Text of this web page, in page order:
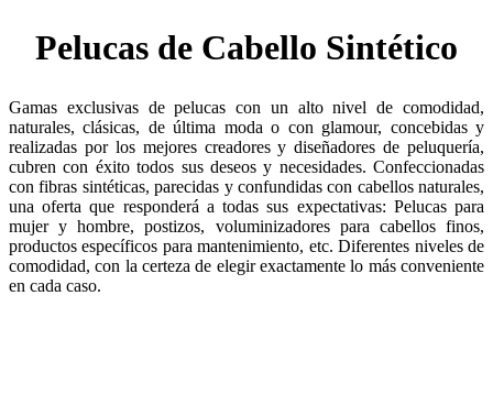
Pelucas de Cabello Sintético
Gamas exclusivas de pelucas con un alto nivel de comodidad,
naturales, clásicas, de última moda o con glamour, concebidas y
realizadas por los mejores creadores y diseñadores de peluquería,
cubren con éxito todos sus deseos y necesidades. Confeccionadas
con fibras sintéticas, parecidas y confundidas con cabellos naturales,
una oferta que responderá a todas sus expectativas: Pelucas para
mujer y hombre, postizos, voluminizadores para cabellos finos,
productos específicos para mantenimiento, etc. Diferentes niveles de
comodidad, con la certeza de elegir exactamente lo más conveniente
en cada caso.